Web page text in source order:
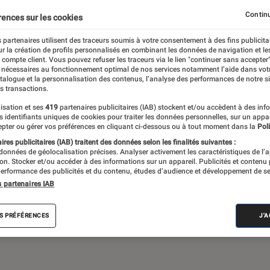
expos… Du suivi de l’actualité aux
et les articles long format,
meilleur de l’actualité culturelle
Album Concert Rap Exposition
sur les cookies
partenaires utilisent des traceurs soumis à votre consentement à des fins
la création de profils personnalisés en combinant les données de navigation et
compte client. Vous pouvez refuser les traceurs via le lien "continuer sans
au fonctionnement optimal de nos services notamment l’aide dans
et la personnalisation des contenus, l’analyse des performances de notre
transactions.
et ses 419 partenaires publicitaires (IAB) stockent et/ou accèdent à des
identifiants uniques de cookies pour traiter les données personnelles, sur un
ou gérer vos préférences en cliquant ci-dessous ou à tout moment dans la
publicitaires (IAB) traitent des données selon les finalités suivantes :
de géolocalisation précises. Analyser activement les caractéristiques de
Stocker et/ou accéder à des informations sur un appareil. Publicités et contenu
des publicités et du contenu, études d’audience et développement de
partenaires IAB
PRÉFÉRENCES